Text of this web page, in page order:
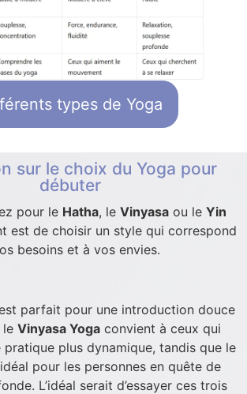
types de Yoga
sur le choix du Yoga pour
débuter
pour le Hatha, le Vinyasaou le Yin
est de choisir un style qui correspond
besoins et à vos envies.
parfait pour une introduction douce
le Vinyasa Yoga convient à ceux qui
pratique plus dynamique, tandis que le
pour les personnes en quête de
L’idéal serait d’essayer ces trois